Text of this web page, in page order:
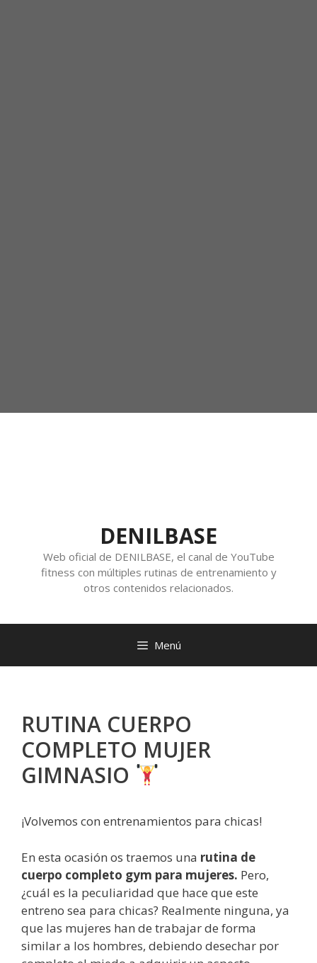
DENILBASE
Web oficial de DENILBASE, el canal de YouTube
fitness con múltiples rutinas de entrenamiento y
otros contenidos relacionados.
Menú
RUTINA CUERPO
COMPLETO MUJER
GIMNASIO
¡Volvemos con entrenamientos para chicas!
En esta ocasión os traemos una rutina de
cuerpo completo gym para mujeres. Pero,
¿cuál es la peculiaridad que hace que este
entreno sea para chicas? Realmente ninguna, ya
que las mujeres han de trabajar de forma
similar a los hombres, debiendo desechar por